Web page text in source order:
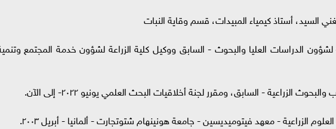
السيد، أستاذ كيمياء المبيدات، قسم وقاية النبات
الدراسات العليا والبحوث - السابق ووكيل كلية الزراعة لشؤون خدمة المجتمع
الزراعية - السابق، ومقرر لجنة أخلاقيات البحث العلمي يونيو ٢٠٢٢- إلى الآن.
الزراعية - معهد فيتوميديسين - جامعة هونينهام شتوتجارت - ألمانيا - أبريل ٢٠٠٣.